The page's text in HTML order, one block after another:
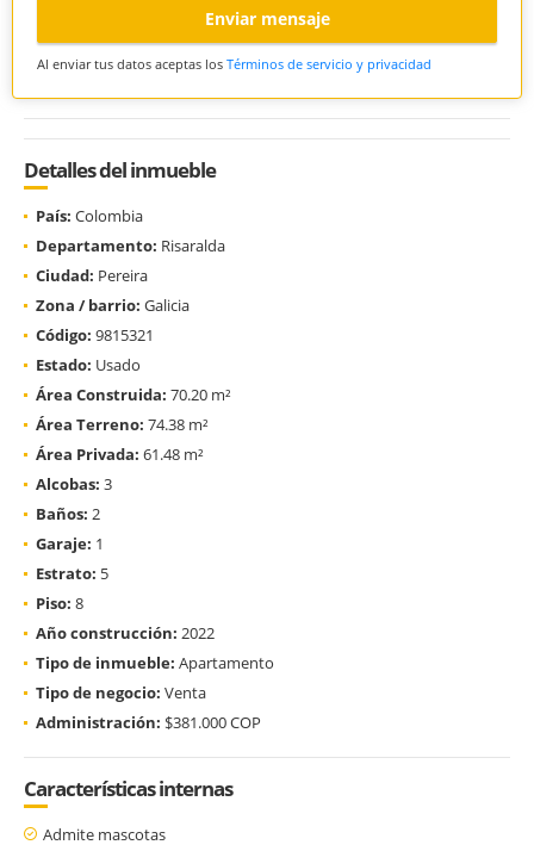
Enviar mensaje
Al enviar tus datos aceptas los Términos de servicio y privacidad
Detalles del inmueble
País: Colombia
Departamento: Risaralda
Ciudad: Pereira
Zona / barrio: Galicia
Código: 9815321
Estado: Usado
Área Construida: 70.20 m²
Área Terreno: 74.38 m²
Área Privada: 61.48 m²
Alcobas: 3
Baños: 2
Garaje: 1
Estrato: 5
Piso: 8
Año construcción: 2022
Tipo de inmueble: Apartamento
Tipo de negocio: Venta
Administración: $381.000 COP
Características internas
Admite mascotas